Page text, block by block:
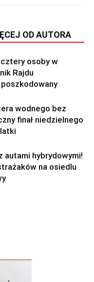
OD AUTORA
osoby w
Rajdu
wodnego bez
finał niedzielnego
autami hybrydowymi!
na osiedlu